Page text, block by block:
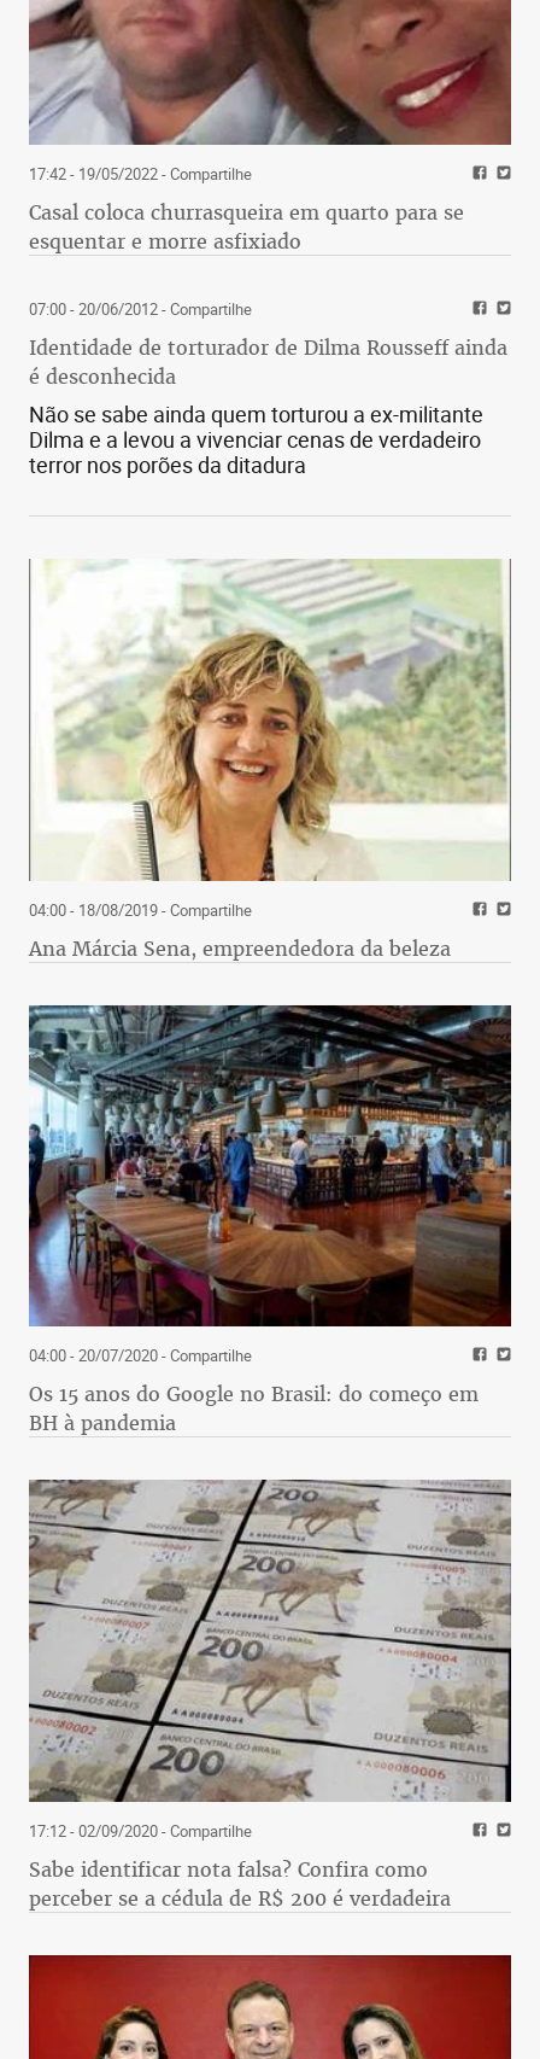
17:42 - 19/05/2022- Compartilhe
Casal coloca churrasqueira em quarto para se
esquentar e morre asfixiado
07:00 - 20/06/2012- Compartilhe
Identidade de torturador de Dilma Rousseff ainda
é desconhecida
Não se sabe ainda quem torturou a ex-militante
Dilma e a levou a vivenciar cenas de verdadeiro
terror nos porões da ditadura
04:00 - 18/08/2019- Compartilhe
Ana Márcia Sena, empreendedora da beleza
04:00 - 20/07/2020- Compartilhe
Os 15 anos do Google no Brasil: do começo em
BH à pandemia
17:12 - 02/09/2020- Compartilhe
Sabe identificar nota falsa? Confira como
perceber se a cédula de R$ 200 é verdadeira